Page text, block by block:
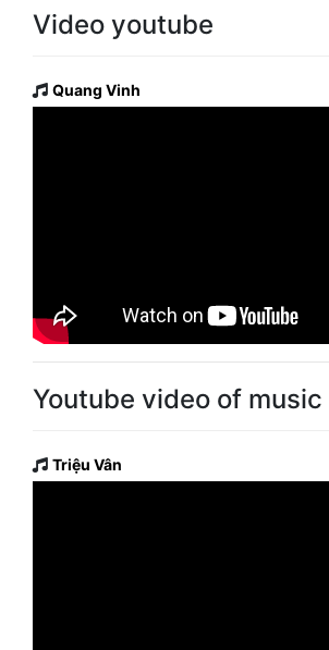
Video youtube
Quang Vinh
Youtube video of music
Triệu Vân